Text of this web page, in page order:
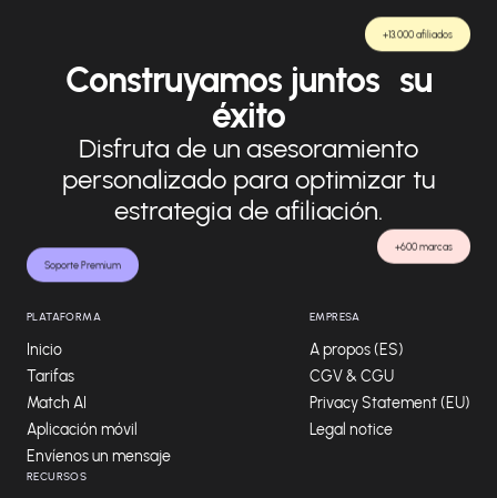
Soporte Premium
+600 marcas
+13.000 afiliados
Construyamos juntos su
éxito
Disfruta de un asesoramiento
personalizado para optimizar tu
estrategia de afiliación.
PLATAFORMA
Inicio
Tarifas
Match AI
Aplicación móvil
Envíenos un mensaje
EMPRESA
A propos (ES)
CGV & CGU
Privacy Statement (EU)
Legal notice
RECURSOS